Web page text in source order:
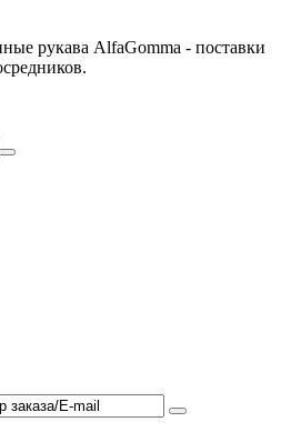
рукава AlfaGomma - поставки